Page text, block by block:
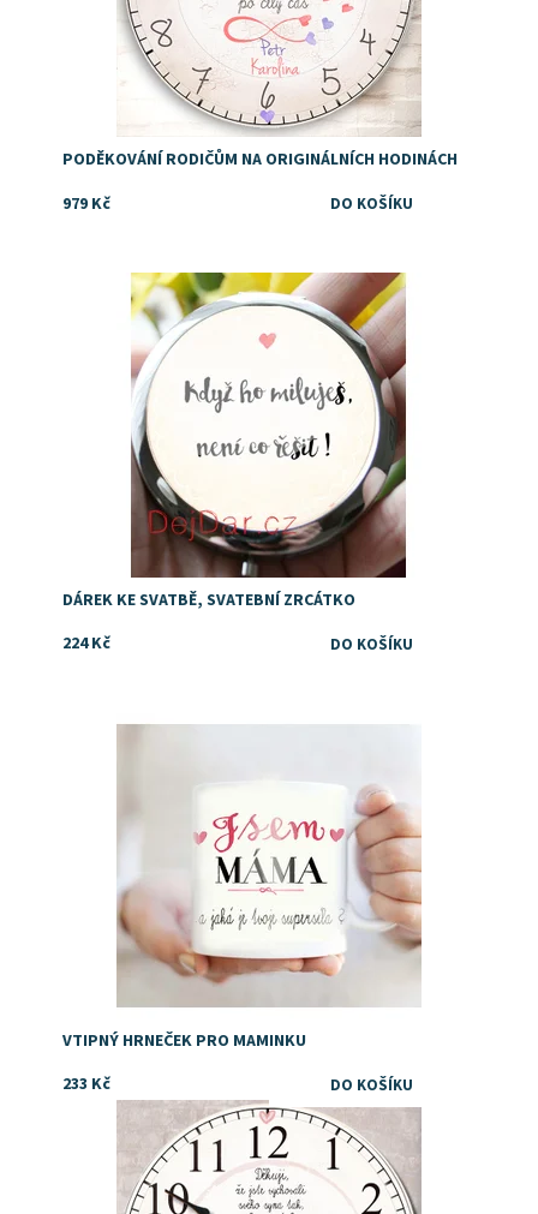
PODĚKOVÁNÍ RODIČŮM NA ORIGINÁLNÍCH HODINÁCH
979 Kč
Dostupnost: Skladem
DÁREK KE SVATBĚ, SVATEBNÍ ZRCÁTKO
224 Kč
Dostupnost:
Skladem
VTIPNÝ HRNEČEK PRO MAMINKU
233 Kč
Dostupnost:
Skladem